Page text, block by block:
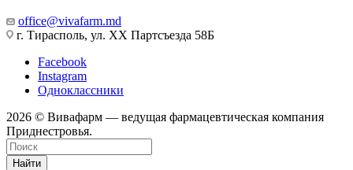
office@vivafarm.md
г. Тирасполь, ул. ХХ Партсъезда 58Б
Facebook
Instagram
Одноклассники
2026 © Вивафарм — ведущая фармацевтическая компания
Приднестровья.
Найти